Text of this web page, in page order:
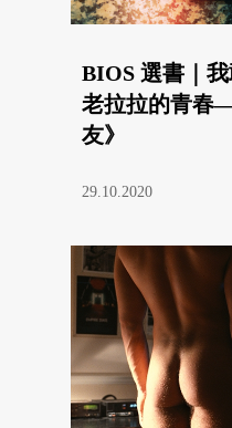
BIOS 選書｜
老拉拉的青春
友》
29.10.2020